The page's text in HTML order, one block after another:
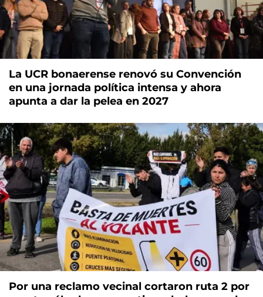
La UCR bonaerense renovó su Convención
en una jornada política intensa y ahora